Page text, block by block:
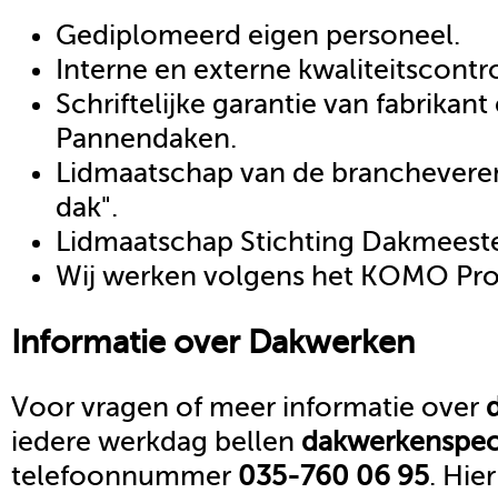
Gediplomeerd eigen personeel.
Interne en externe
Schriftelijke garantie van fabrikant
Pannendaken.
Lidmaatschap van de
dak".
Lidmaatschap Stichting
Wij werken volgens het KOMO
Informatie over Dakwerken
Voor vragen of meer informatie over
iedere werkdag bellen dakwerken
telefoonnummer 035-760 06 95.